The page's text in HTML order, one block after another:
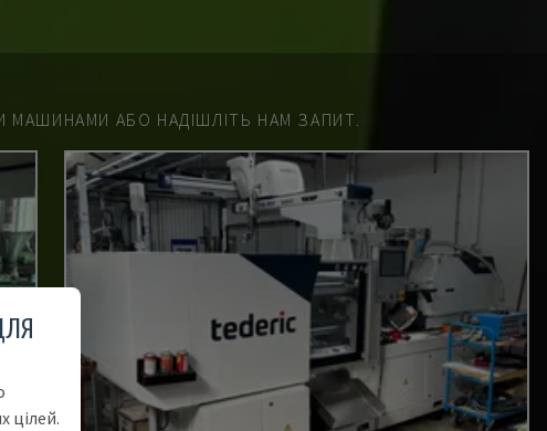
АБО НАДІШЛІТЬ НАМ ЗАПИТ.
цілей.